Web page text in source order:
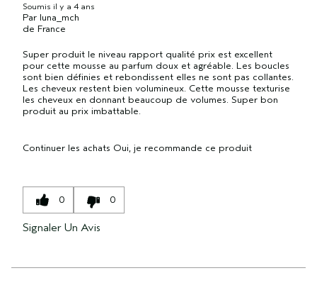
Soumis il y a 4 ans
Par luna_mch
de France
Super produit le niveau rapport qualité prix est excellent
pour cette mousse au parfum doux et agréable. Les boucles
sont bien définies et rebondissent elles ne sont pas collantes.
Les cheveux restent bien volumineux. Cette mousse texturise
les cheveux en donnant beaucoup de volumes. Super bon
produit au prix imbattable.
Continuer les achats Oui, je recommande ce produit
0 0
Signaler Un Avis